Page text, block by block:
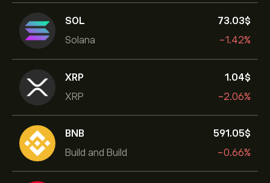
SOL
Solana
73.03‎$‎
-1.42%
XRP
XRP
1.04‎$‎
-2.06%
BNB
Build and Build
591.05‎$‎
-0.66%